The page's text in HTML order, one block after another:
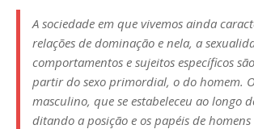
A sociedade em que vivemos ainda
relações de dominação e nela, a
comportamentos e sujeitos específicos
partir do sexo primordial, o do homem.
masculino, que se estabeleceu ao longo
ditando a posição e os papéis de homens